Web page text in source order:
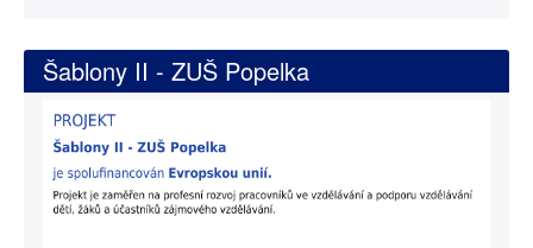
Šablony II - ZUŠ Popelka